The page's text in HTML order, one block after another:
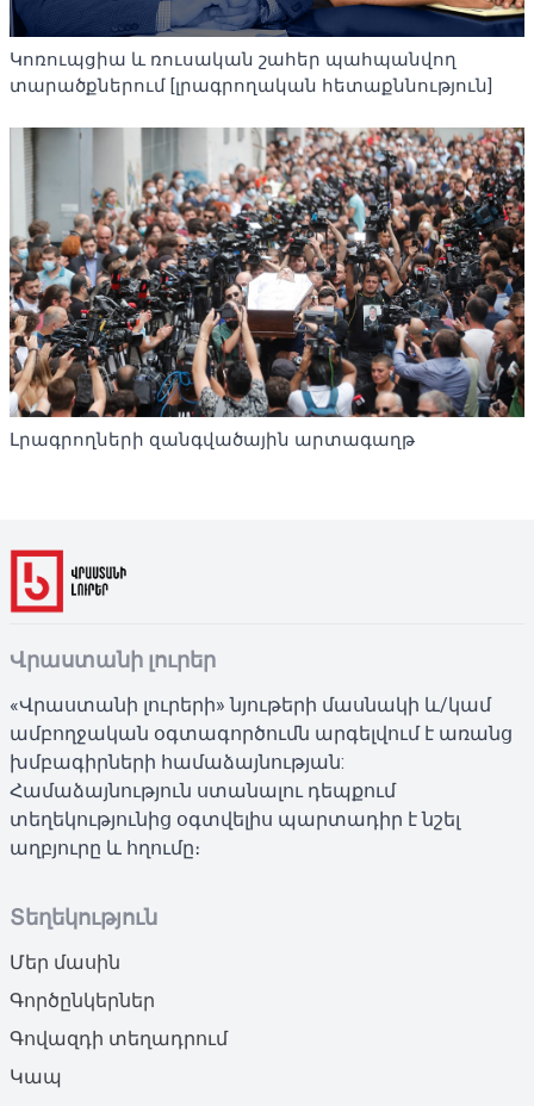
Կոռուպցիա և ռուսական շահեր պահպանվող
տարածքներում [լրագրողական հետաքննություն]
Լրագրողների զանգվածային արտագաղթ
Վրաստանի լուրեր
«Վրաստանի լուրերի» նյութերի մասնակի և/կամ
ամբողջական օգտագործումն արգելվում է առանց
խմբագիրների համաձայնության:
Համաձայնություն ստանալու դեպքում
տեղեկությունից օգտվելիս պարտադիր է նշել
աղբյուրը և հղումը։
Տեղեկություն
Մեր մասին
Գործընկերներ
Գովազդի տեղադրում
Կապ